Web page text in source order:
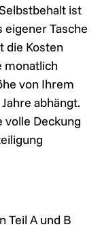
ist
Tasche
die Kosten
monatlich
von Ihrem
abhängt.
volle Deckung
Teil A und B